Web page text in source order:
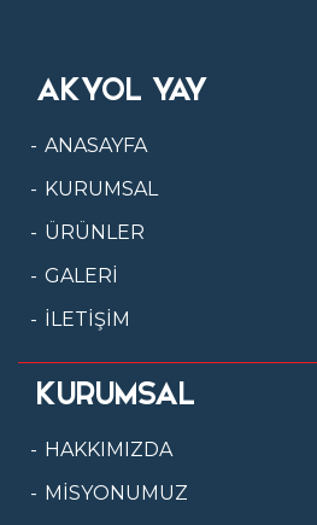
AKYOL YAY
ANASAYFA
KURUMSAL
ÜRÜNLER
GALERİ
İLETİŞİM
KURUMSAL
HAKKIMIZDA
MİSYONUMUZ